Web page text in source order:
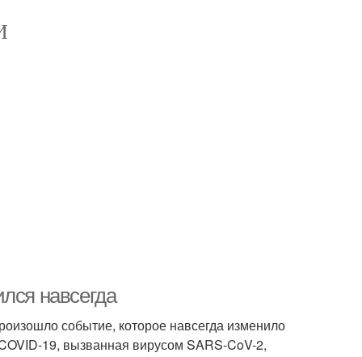
навсегда
событие, которое навсегда изменило
19, вызванная вирусом SARS-CoV-2,